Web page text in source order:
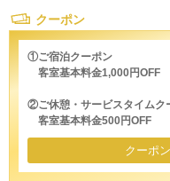
クーポン
①ご宿泊クーポン
客室基本料金1,000円OFF
②ご休憩・サービスタイムク
客室基本料金500円OFF
クーポ